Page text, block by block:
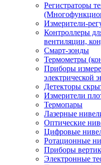
Регистраторы
Измерители-
Контроллеры
вентиляции,
Смарт-зонды
Термометры
Приборы
электрической
Детекторы
Измерители
Термопары
Лазерные
Оптические
Цифровые
Ротационные
Приборы
Электронные